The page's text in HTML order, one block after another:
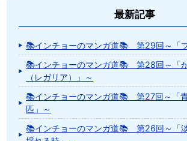
最新記事
📚インチョーのマンガ道📚 第29回～「
📚インチョーのマンガ道📚 第28回～「
（レガリア）」～
📚インチョーのマンガ道📚 第27回～「
匹」～
📚インチョーのマンガ道📚 第26回～「